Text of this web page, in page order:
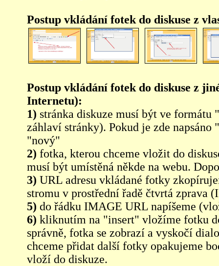
Postup vkládání fotek do diskuse z
Postup vkládání fotek do diskuse z
Internetu):
1) stránka diskuze musí být ve
záhlaví stránky). Pokud je zde
"nový"
2) fotka, kterou chceme vložit do
musí být umístěná někde na webu.
3) URL adresu vkládané fotky
stromu v prostřední řadě čtvrtá zprava
5) do řádku IMAGE URL napíšeme
6) kliknutím na "insert" vložíme fotku
správně, fotka se zobrazí a vyskočí
chceme přidat další fotky opakujeme
vloží do diskuze.